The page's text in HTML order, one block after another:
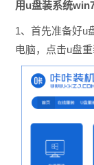
用u盘装系统
1、首先准备好u
电脑，点击u盘重